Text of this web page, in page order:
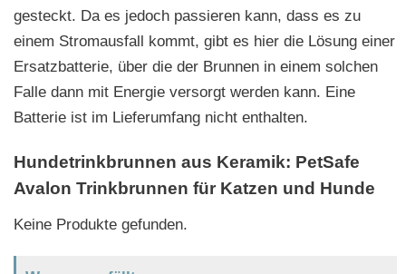
gesteckt. Da es jedoch passieren kann, dass es zu
einem Stromausfall kommt, gibt es hier die Lösung einer
Ersatzbatterie, über die der Brunnen in einem solchen
Falle dann mit Energie versorgt werden kann. Eine
Batterie ist im Lieferumfang nicht enthalten.
Hundetrinkbrunnen aus Keramik: PetSafe
Avalon Trinkbrunnen für Katzen und Hunde
Keine Produkte gefunden.